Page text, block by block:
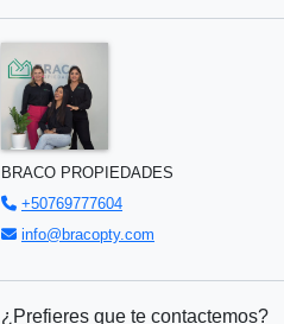
BRACO PROPIEDADES
+50769777604
info@bracopty.com
¿Prefieres que te contactemos?